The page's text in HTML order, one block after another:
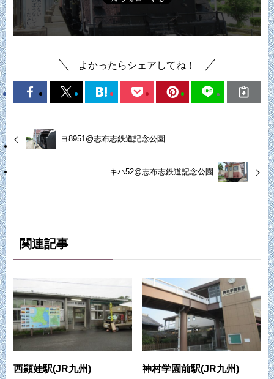
よかったらシェアしてね！
ヨ8951@志布志鉄道記念公園
キハ52@志布志鉄道記念公園
関連記事
西頴娃駅(JR九州) 神村学園前駅(JR九州)